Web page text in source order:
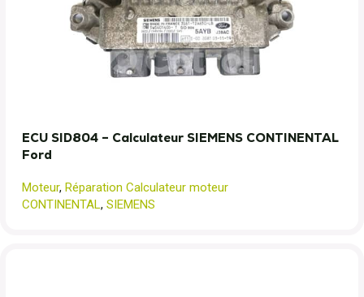
ECU SID804 – Calculateur SIEMENS CONTINENTAL
Ford
Moteur, Réparation Calculateur moteur
CONTINENTAL, SIEMENS